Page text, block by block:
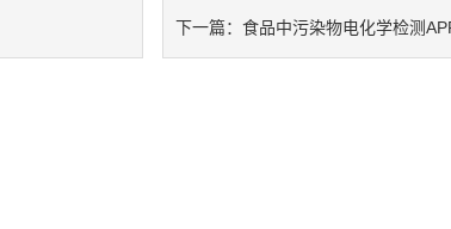
下一篇： 食品中污染物电化学检测